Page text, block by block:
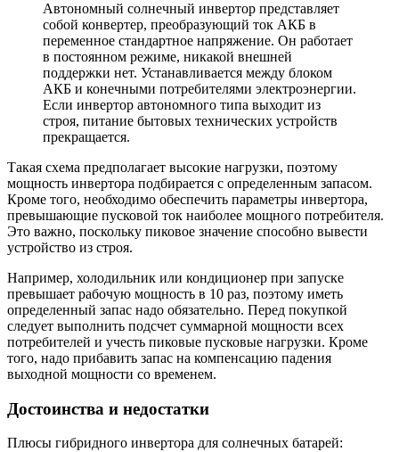
Автономный солнечный инвертор представляет
собой конвертер, преобразующий ток АКБ в
переменное стандартное напряжение. Он работает
в постоянном режиме, никакой внешней
поддержки нет. Устанавливается между блоком
АКБ и конечными потребителями электроэнергии.
Если инвертор автономного типа выходит из
строя, питание бытовых технических устройств
прекращается.
Такая схема предполагает высокие нагрузки, поэтому
мощность инвертора подбирается с определенным запасом.
Кроме того, необходимо обеспечить параметры инвертора,
превышающие пусковой ток наиболее мощного потребителя.
Это важно, поскольку пиковое значение способно вывести
устройство из строя.
Например, холодильник или кондиционер при запуске
превышает рабочую мощность в 10 раз, поэтому иметь
определенный запас надо обязательно. Перед покупкой
следует выполнить подсчет суммарной мощности всех
потребителей и учесть пиковые пусковые нагрузки. Кроме
того, надо прибавить запас на компенсацию падения
выходной мощности со временем.
Достоинства и недостатки
Плюсы гибридного инвертора для солнечных батарей: